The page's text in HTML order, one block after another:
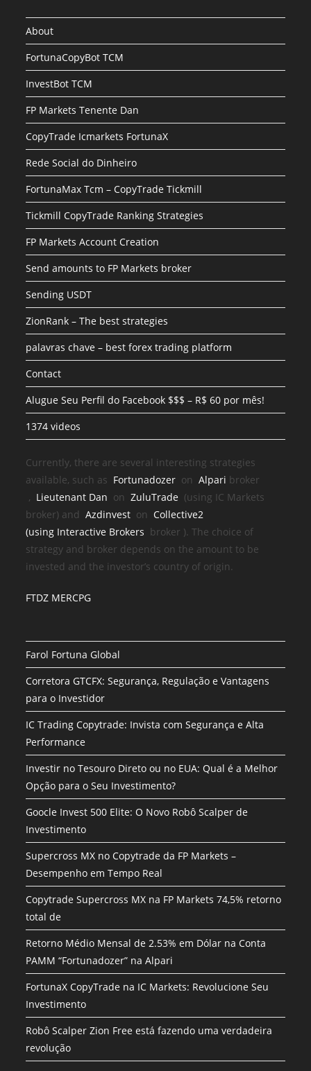
About
FortunaCopyBot TCM
InvestBot TCM
FP Markets Tenente Dan
CopyTrade Icmarkets FortunaX
Rede Social do Dinheiro
FortunaMax Tcm – CopyTrade Tickmill
Tickmill CopyTrade Ranking Strategies
FP Markets Account Creation
Send amounts to FP Markets broker
Sending USDT
ZionRank – The best strategies
palavras chave – best forex trading platform
Contact
Alugue Seu Perfil do Facebook $$$ – R$ 60 por mês!
1374 videos
Currently, there are several interesting strategies
available, such as Fortunadozer onAlpari broker
, Lieutenant Dan onZuluTrade (using IC Markets
broker) andAzdinvest onCollective2
(using Interactive Brokers broker ). The choice of
strategy and broker depends on the amount to be
invested and the investor’s country of origin.
FTDZ MERCPG
Farol Fortuna Global
Corretora GTCFX: Segurança, Regulação e Vantagens
para o Investidor
IC Trading Copytrade: Invista com Segurança e Alta
Performance
Investir no Tesouro Direto ou no EUA: Qual é a Melhor
Opção para o Seu Investimento?
Goocle Invest 500 Elite: O Novo Robô Scalper de
Investimento
Supercross MX no Copytrade da FP Markets –
Desempenho em Tempo Real
Copytrade Supercross MX na FP Markets 74,5% retorno
total de
Retorno Médio Mensal de 2.53% em Dólar na Conta
PAMM “Fortunadozer” na Alpari
FortunaX CopyTrade na IC Markets: Revolucione Seu
Investimento
Robô Scalper Zion Free está fazendo uma verdadeira
revolução